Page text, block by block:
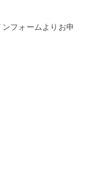
フォームよりお申